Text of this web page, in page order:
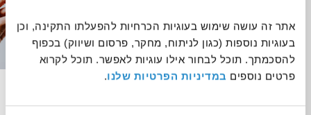
פרטים נוספים במדיניות הפרטיות שלנו.
נשי בטוח לנערות וצעירות במצבי